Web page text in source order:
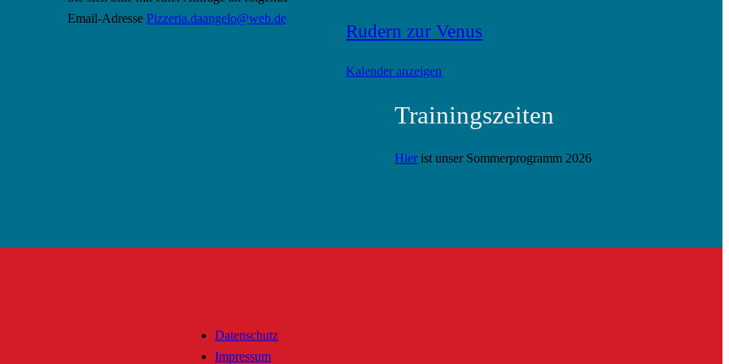
Email-Adresse Pizzeria.daangelo@web.de
Rudern zur Venus
Kalender anzeigen
Trainingszeiten
Hier ist unser Sommerprogramm 2026
Datenschutz
Impressum